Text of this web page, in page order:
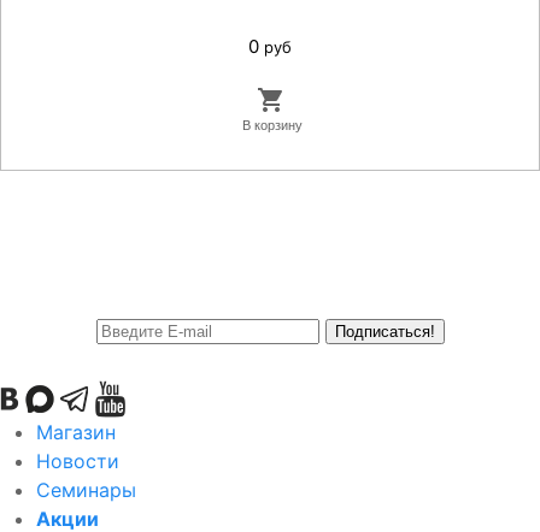
0 руб
Подписаться!
Магазин
Новости
Семинары
Акции